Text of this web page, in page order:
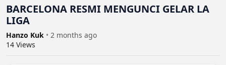
BARCELONA RESMI MENGUNCI GELAR LA
LIGA
Hanzo Kuk • 2 months ago
14 Views